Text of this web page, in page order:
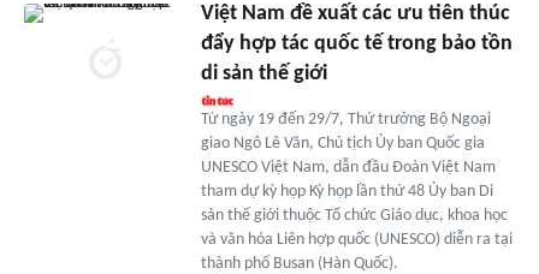
Việt Nam đề xuất các ưu tiên thúc
đẩy hợp tác quốc tế trong bảo tồn
di sản thế giới
Từ ngày 19 đến 29/7, Thứ trưởng Bộ Ngoại
giao Ngô Lê Văn, Chủ tịch Ủy ban Quốc gia
UNESCO Việt Nam, dẫn đầu Đoàn Việt Nam
tham dự kỳ họp Kỳ họp lần thứ 48 Ủy ban Di
sản thế giới thuộc Tổ chức Giáo dục, khoa học
và văn hóa Liên hợp quốc (UNESCO) diễn ra tại
thành phố Busan (Hàn Quốc).